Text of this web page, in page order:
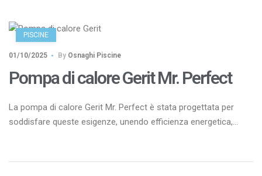
comfort e sostenibilità in un […]
PISCINE
01/10/2025 By Osnaghi Piscine
Pompa di calore Gerit Mr. Perfect
La pompa di calore Gerit Mr. Perfect è stata progettata per
soddisfare queste esigenze, unendo efficienza energetica,
aggiunto per la tua piscina. Grazie alla tecnologia InverPad®